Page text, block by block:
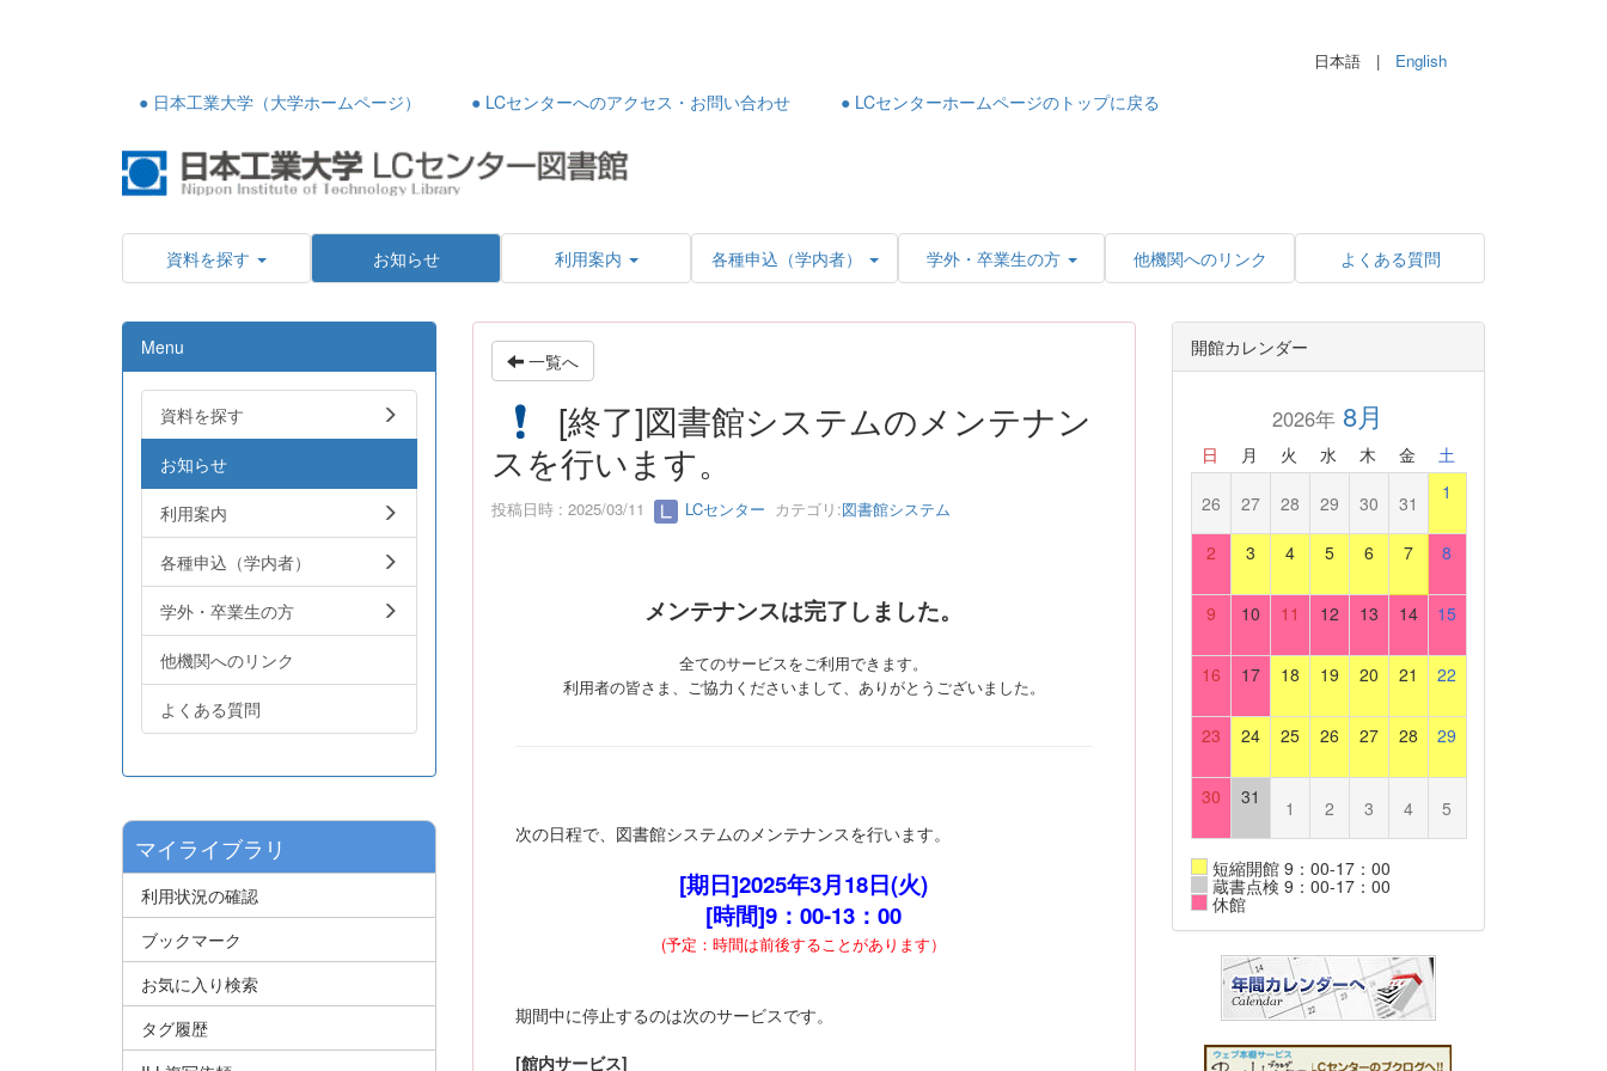
日本語 | English
● 日本工業大学（大学ホームページ） ● LCセンターへのアクセス・お問い合わせ ● LCセンターホームページのトップに戻る
資料を探す お知らせ 利用案内 各種申込（学内者） 学外・卒業生の方 他機関へのリンク よくある質問
一覧へ
[終了]図書館システムのメンテナン
スを行います。
投稿日時 : 2025/03/11 LCセンター カテゴリ:図書館システム
メンテナンスは完了しました。
全てのサービスをご利用できます。
利用者の皆さま、ご協力くださいまして、ありがとうございました。
次の日程で、図書館システムのメンテナンスを行います。
[期日]2025年3月18日(火)
[時間]9：00-13：00
(予定：時間は前後することがあります）
期間中に停止するのは次のサービスです。
[館内サービス]
Menu
資料を探す
お知らせ
利用案内
各種申込（学内者）
学外・卒業生の方
他機関へのリンク
よくある質問
マイライブラリ
利用状況の確認
ブックマーク
お気に入り検索
タグ履歴
開館カレンダー
2026年 8月
日 月 火 水 木 金 土
26 27 28 29 30 31 1
2 3 4 5 6 7 8
9 10 11 12 13 14 15
16 17 18 19 20 21 22
23 24 25 26 27 28 29
30 31 1 2 3 4 5
短縮開館 9：00-17：00
蔵書点検 9：00-17：00
休館